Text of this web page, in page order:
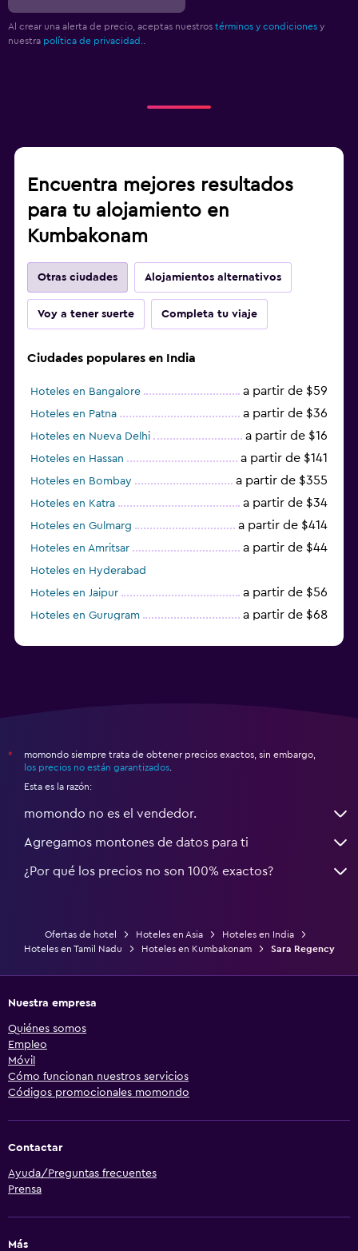
Al crear una alerta de precio, aceptas nuestros términos y condiciones y
nuestra política de privacidad.
Encuentra mejores resultados
para tu alojamiento en
Kumbakonam
Otras ciudades Alojamientos alternativos
Voy a tener suerte Completa tu viaje
Ciudades populares en India
Hoteles en Bangalore a partir de $59
Hoteles en Patna a partir de $36
Hoteles en Nueva Delhi a partir de $16
Hoteles en Hassan a partir de $141
Hoteles en Bombay a partir de $355
Hoteles en Katra a partir de $34
Hoteles en Gulmarg a partir de $414
Hoteles en Amritsar a partir de $44
Hoteles en Hyderabad
Hoteles en Jaipur
a partir de $56
Hoteles en Gurugram a partir de $68
*
momondo siempre trata de obtener precios exactos, sin embargo,
los precios no están garantizados
Esta es la razón:
momondo no es el vendedor.
Agregamos montones de datos para ti
¿Por qué los precios no son 100% exactos?
Ofertas de hotel Hoteles en Asia
Hoteles en India
Hoteles en Tamil Nadu
Hoteles en Kumbakonam Sara Regency
Nuestra empresa
Quiénes somos
Empleo
Móvil
Cómo funcionan nuestros servicios
Códigos promocionales momondo
Contactar
Ayuda/Preguntas frecuentes
Prensa
Más